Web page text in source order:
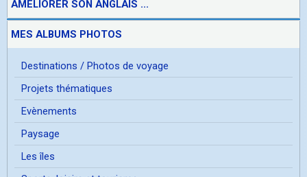
AMÉLIORER SON ANGLAIS ...
MES ALBUMS PHOTOS
Destinations / Photos de voyage
Projets thématiques
Evènements
Paysage
Les îles